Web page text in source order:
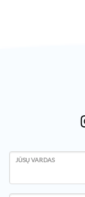
JŪSŲ VARDAS